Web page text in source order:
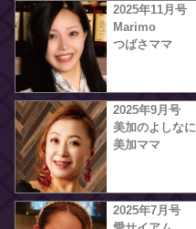
2025年11月号
Marimo
つばさママ
2025年9月号
美加のよしなに
美加ママ
2025年7月号